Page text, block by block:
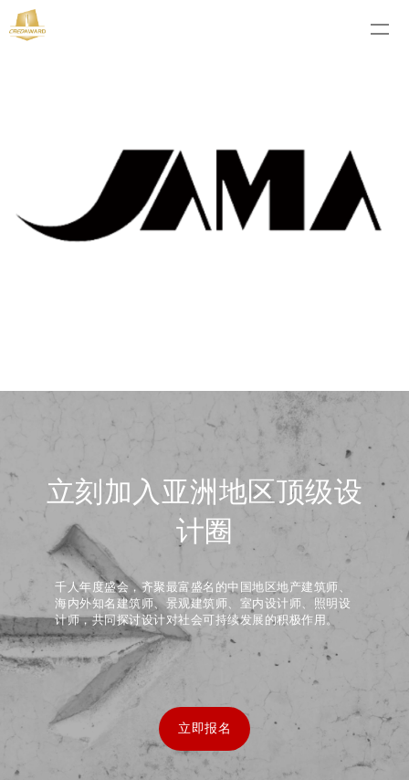
立刻加入亚洲地区顶级设
计圈
千人年度盛会，齐聚最富盛名的中国地区地产建筑师、
海内外知名建筑师、景观建筑师、室内设计师、照明设
计师，共同探讨设计对社会可持续发展的积极作用。
立即报名